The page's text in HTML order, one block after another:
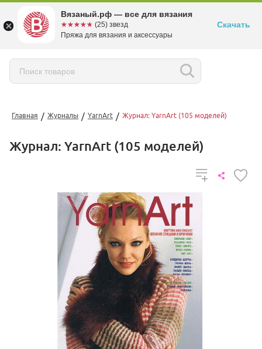
Главная / Журналы / YarnArt / Журнал: YarnArt (105 моделей)
Журнал: YarnArt (105 моделей)
Вязаный.рф — все для вязания
☆☆☆☆☆
★★★★★ (25) звезд
Пряжа для вязания и аксессуары
Скачать